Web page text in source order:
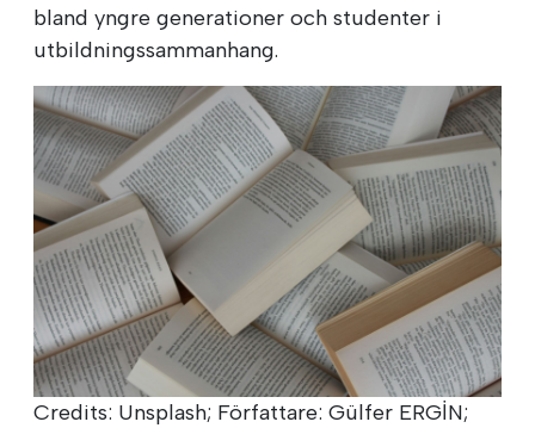
bland yngre generationer och studenter i
utbildningssammanhang.
Credits: Unsplash; Författare: Gülfer ERGİN;